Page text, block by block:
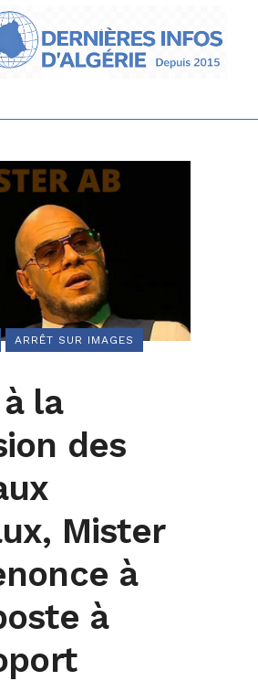
ARRÊT SUR IMAGES
la
des
Mister
à
à